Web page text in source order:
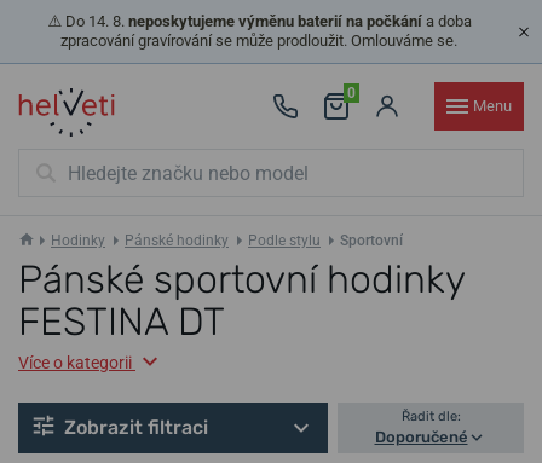
⚠️ Do 14. 8. neposkytujeme výměnu baterií na počkánía doba
zpracování gravírování se může prodloužit. Omlouváme se.
0
Menu
Hodinky Pánské hodinky Podle stylu Sportovní
Pánské sportovní hodinky
FESTINA DT
Více o kategorii
Zobrazit filtraci Řadit dle:
Doporučené